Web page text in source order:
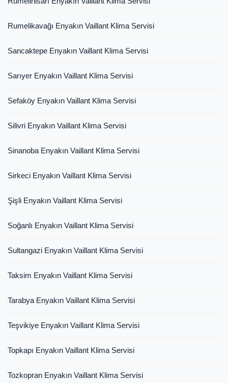
Rumelikavağı Enyakın Vaillant Klima Servisi
Sancaktepe Enyakın Vaillant Klima Servisi
Sarıyer Enyakın Vaillant Klima Servisi
Sefaköy Enyakın Vaillant Klima Servisi
Silivri Enyakın Vaillant Klima Servisi
Sinanoba Enyakın Vaillant Klima Servisi
Sirkeci Enyakın Vaillant Klima Servisi
Şişli Enyakın Vaillant Klima Servisi
Soğanlı Enyakın Vaillant Klima Servisi
Sultangazi Enyakın Vaillant Klima Servisi
Taksim Enyakın Vaillant Klima Servisi
Tarabya Enyakın Vaillant Klima Servisi
Teşvikiye Enyakın Vaillant Klima Servisi
Topkapı Enyakın Vaillant Klima Servisi
Tozkopran Enyakın Vaillant Klima Servisi